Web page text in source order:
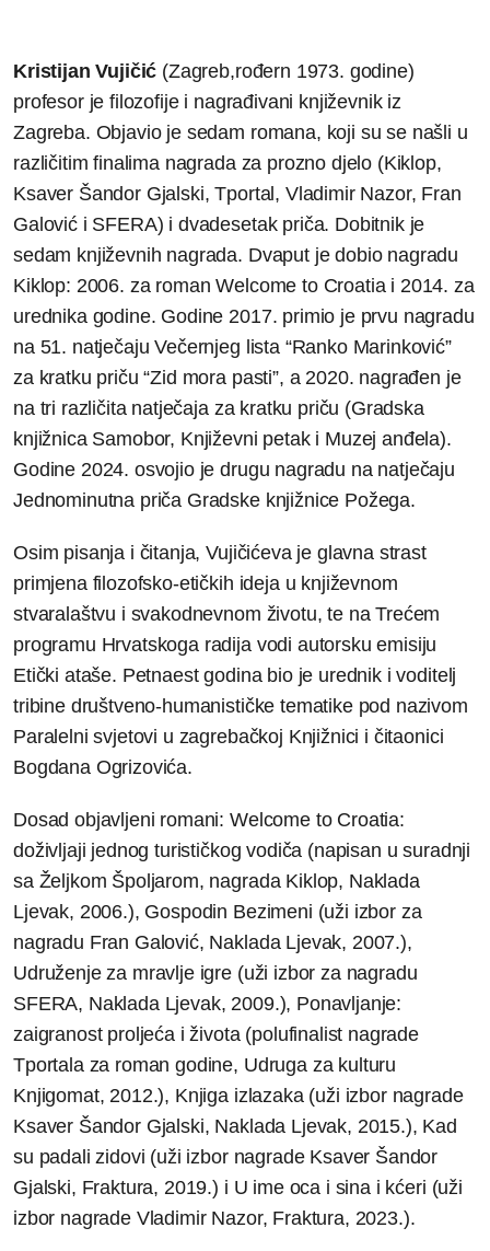
Kristijan Vujičić (Zagreb,rođern 1973. godine)
profesor je filozofije i nagrađivani književnik iz
Zagreba. Objavio je sedam romana, koji su se našli u
različitim finalima nagrada za prozno djelo (Kiklop,
Ksaver Šandor Gjalski, Tportal, Vladimir Nazor, Fran
Galović i SFERA) i dvadesetak priča. Dobitnik je
sedam književnih nagrada. Dvaput je dobio nagradu
Kiklop: 2006. za roman Welcome to Croatia i 2014. za
urednika godine. Godine 2017. primio je prvu nagradu
na 51. natječaju Večernjeg lista “Ranko Marinković”
za kratku priču “Zid mora pasti”, a 2020. nagrađen je
na tri različita natječaja za kratku priču (Gradska
knjižnica Samobor, Književni petak i Muzej anđela).
Godine 2024. osvojio je drugu nagradu na natječaju
Jednominutna priča Gradske knjižnice Požega.
Osim pisanja i čitanja, Vujičićeva je glavna strast
primjena filozofsko-etičkih ideja u književnom
stvaralaštvu i svakodnevnom životu, te na Trećem
programu Hrvatskoga radija vodi autorsku emisiju
Etički ataše. Petnaest godina bio je urednik i voditelj
tribine društveno-humanističke tematike pod nazivom
Paralelni svjetovi u zagrebačkoj Knjižnici i čitaonici
Bogdana Ogrizovića.
Dosad objavljeni romani: Welcome to Croatia:
doživljaji jednog turističkog vodiča (napisan u suradnji
sa Željkom Špoljarom, nagrada Kiklop, Naklada
Ljevak, 2006.), Gospodin Bezimeni (uži izbor za
nagradu Fran Galović, Naklada Ljevak, 2007.),
Udruženje za mravlje igre (uži izbor za nagradu
SFERA, Naklada Ljevak, 2009.), Ponavljanje:
zaigranost proljeća i života (polufinalist nagrade
Tportala za roman godine, Udruga za kulturu
Knjigomat, 2012.), Knjiga izlazaka (uži izbor nagrade
Ksaver Šandor Gjalski, Naklada Ljevak, 2015.), Kad
su padali zidovi (uži izbor nagrade Ksaver Šandor
Gjalski, Fraktura, 2019.) i U ime oca i sina i kćeri (uži
izbor nagrade Vladimir Nazor, Fraktura, 2023.).